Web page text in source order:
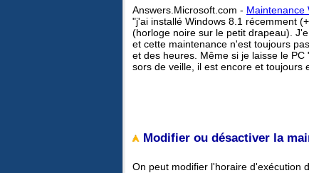
Answers.Microsoft.com - Maintenance
"j'ai installé Windows 8.1 récemment
(horloge noire sur le petit drapeau).
et cette maintenance n'est toujours
et des heures. Même si je laisse le
sors de veille, il est encore et toujours
Modifier ou désactiver la
On peut modifier l'horaire d'exécution